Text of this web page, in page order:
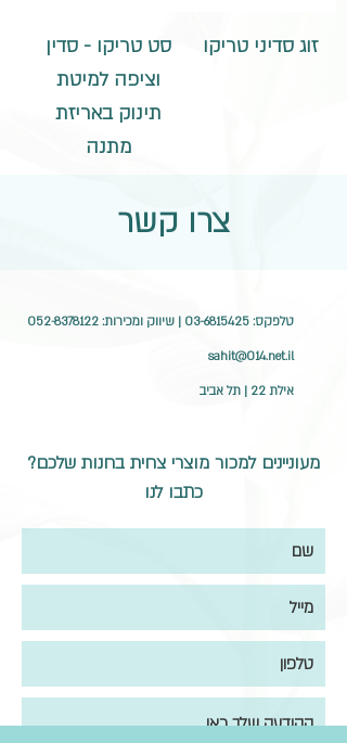
זוג סדיני טריקו
סט טריקו - סדין
וציפה למיטת
תינוק באריזת
מתנה
צרו קשר
טלפקס: 03-6815425 | שיווק ומכירות: 052-8378122
sahit@014.net.il
אילת 22 | תל אביב
מעוניינים למכור מוצרי צחית בחנות שלכם?
כתבו לנו